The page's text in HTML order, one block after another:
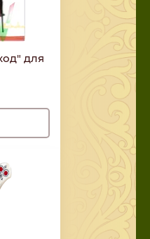
для